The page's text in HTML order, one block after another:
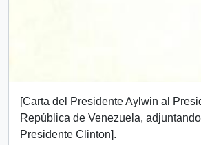
[Carta del Presidente Aylwin al
República de Venezuela,
Presidente Clinton].